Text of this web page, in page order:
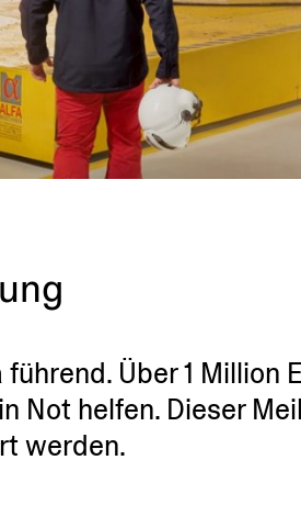
Über 1 Million
Not helfen. Dieser
werden.